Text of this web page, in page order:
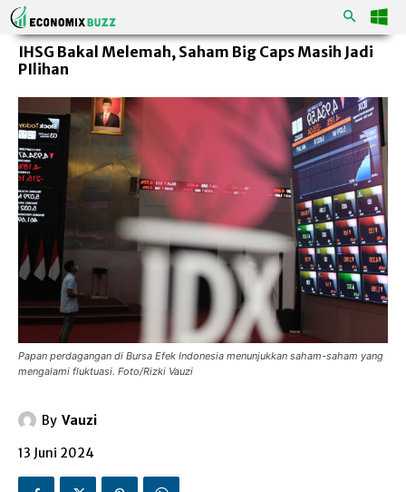
IHSG Bakal Melemah, Saham Big Caps Masih Jadi
PIlihan
Papan perdagangan di Bursa Efek Indonesia menunjukkan saham-saham yang
mengalami fluktuasi. Foto/Rizki Vauzi
By Vauzi
13 Juni 2024